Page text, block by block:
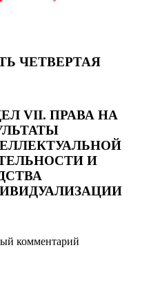
ЧЕТВЕРТАЯ
VII. ПРАВА НА
И
комментарий